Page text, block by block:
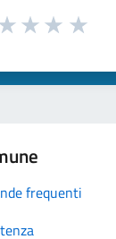
frequenti